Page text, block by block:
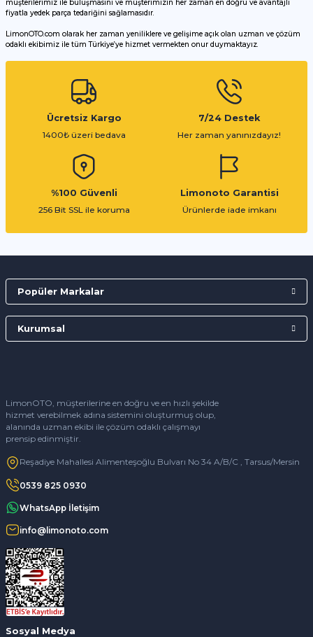
müşterilerimiz ile buluşmasını ve müşterimizin her zaman en doğru ve avantajlı
fiyatla yedek parça tedariğini sağlamasıdır.
LimonOTO.com olarak her zaman yeniliklere ve gelişime açık olan uzman ve çözüm
odaklı ekibimiz ile tüm Türkiye’ye hizmet vermekten onur duymaktayız.
Ücretsiz Kargo
1400₺ üzeri bedava
7/24 Destek
Her zaman yanınızdayız!
%100 Güvenli
256 Bit SSL ile koruma
Limonoto Garantisi
Ürünlerde iade imkanı
LimonOTO, müşterilerine en doğru ve en hızlı şekilde
hizmet verebilmek adına sistemini oluşturmuş olup,
alanında uzman ekibi ile çözüm odaklı çalışmayı
prensip edinmiştir.
Reşadiye Mahallesi Alimenteşoğlu Bulvarı No 34 A/B/C , Tarsus/Mersin
0539 825 0930
WhatsApp İletişim
info@limonoto.com
Popüler Markalar
Kurumsal
Sosyal Medya